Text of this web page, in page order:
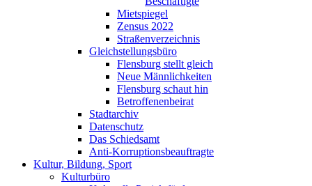
Mietspiegel
Zensus 2022
Straßenverzeichnis
Gleichstellungsbüro
Flensburg stellt gleich
Neue Männlichkeiten
Flensburg schaut hin
Betroffenenbeirat
Stadtarchiv
Datenschutz
Das Schiedsamt
Anti-Korruptionsbeauftragte
Kultur, Bildung, Sport
Kulturbüro